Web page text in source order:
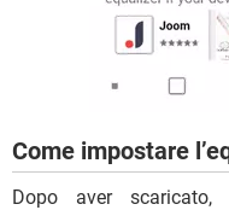
Come impostare
Dopo aver scaricato,